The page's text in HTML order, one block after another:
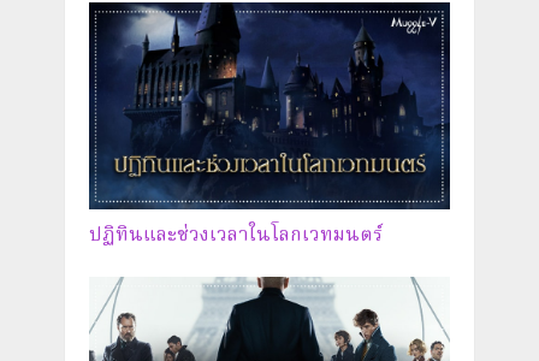
ปฏิทินและช่วงเวลาในโลกเวทมนตร์